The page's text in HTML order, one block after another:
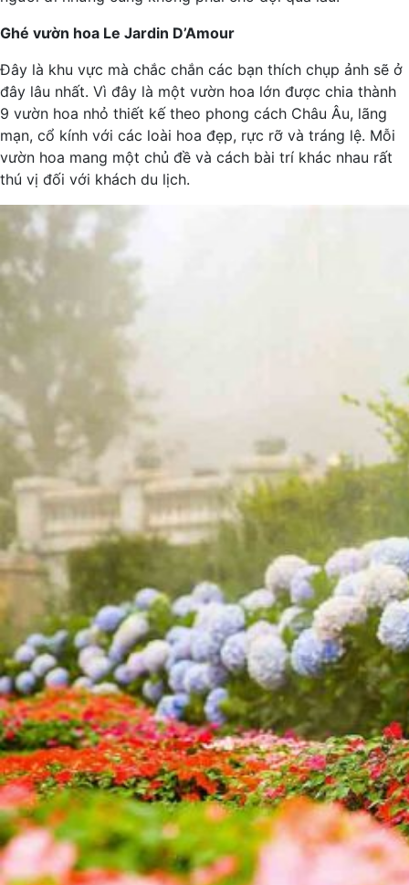
Ghé vườn hoa Le Jardin D’Amour
Đây là khu vực mà chắc chắn các bạn thích chụp ảnh sẽ ở
đây lâu nhất. Vì đây là một vườn hoa lớn được chia thành
9 vườn hoa nhỏ thiết kế theo phong cách Châu Âu, lãng
mạn, cổ kính với các loài hoa đẹp, rực rỡ và tráng lệ. Mỗi
vườn hoa mang một chủ đề và cách bài trí khác nhau rất
thú vị đối với khách du lịch.